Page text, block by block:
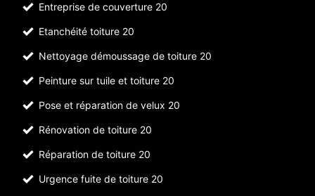
Entreprise de couverture 20
Etanchéité toiture 20
Nettoyage démoussage de toiture 20
Peinture sur tuile et toiture 20
Pose et réparation de velux 20
Rénovation de toiture 20
Réparation de toiture 20
Urgence fuite de toiture 20